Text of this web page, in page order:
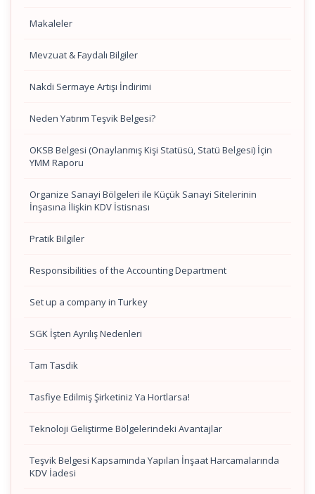
Makaleler
Mevzuat & Faydalı Bilgiler
Nakdi Sermaye Artışı İndirimi
Neden Yatırım Teşvik Belgesi?
OKSB Belgesi (Onaylanmış Kişi Statüsü, Statü Belgesi) İçin
YMM Raporu
Organize Sanayi Bölgeleri ile Küçük Sanayi Sitelerinin
İnşasına İlişkin KDV İstisnası
Pratik Bilgiler
Responsibilities of the Accounting Department
Set up a company in Turkey
SGK İşten Ayrılış Nedenleri
Tam Tasdik
Tasfiye Edilmiş Şirketiniz Ya Hortlarsa!
Teknoloji Geliştirme Bölgelerindeki Avantajlar
Teşvik Belgesi Kapsamında Yapılan İnşaat Harcamalarında
KDV İadesi